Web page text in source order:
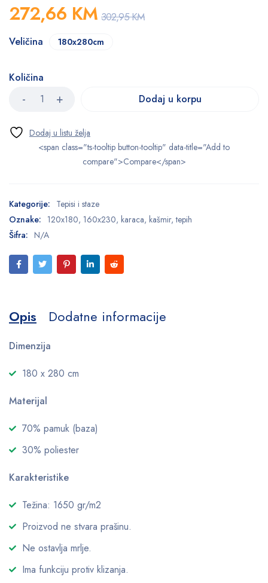
302,95KM
272,66 KM
Veličina 180x280cm
Količina
Dodaj u korpu
<span class="ts-tooltip button-tooltip" data-title="Add to
compare">Compare</span>
Kategorije: Tepisi i staze
Oznake: 120x180, 160x230, karaca, kašmir,tepih
Šifra: N/A
Opis Dodatne informacije
Dimenzija
180 x 280 cm
Materijal
70% pamuk (baza)
30% poliester
Karakteristike
Težina: 1650 gr/m2
Proizvod ne stvara prašinu.
Ne ostavlja mrlje.
Ima funkciju protiv klizanja.